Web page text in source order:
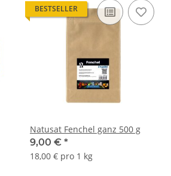
BESTSELLER
Natusat Fenchel ganz 500 g
9,00 € *
18,00 € pro 1 kg